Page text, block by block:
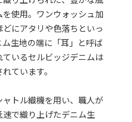
使用。ワンウォッシュ加
にアタリや色落ちといっ
生地の端に「耳」と呼ば
いるセルビッジデニムは
ています。
トル織機を用い、職人が
で織り上げたデニム生